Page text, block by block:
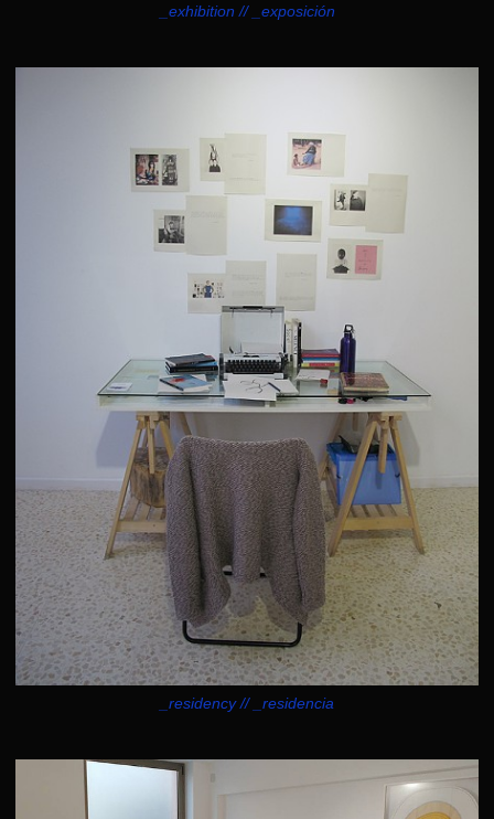
_exhibition // _exposición
_residency // _residencia